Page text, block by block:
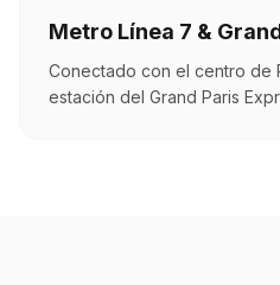
Metro Línea 7 &
Conectado con el centro de
estación del Grand Paris